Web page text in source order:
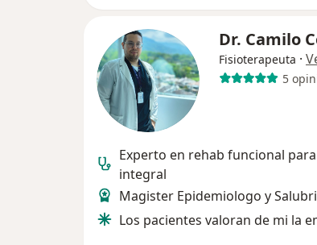
Dr. Camilo
Fisioterapeuta ·
5
Experto en rehab funcional
integral
Magister Epidemiologo y
Los pacientes valoran de mi la